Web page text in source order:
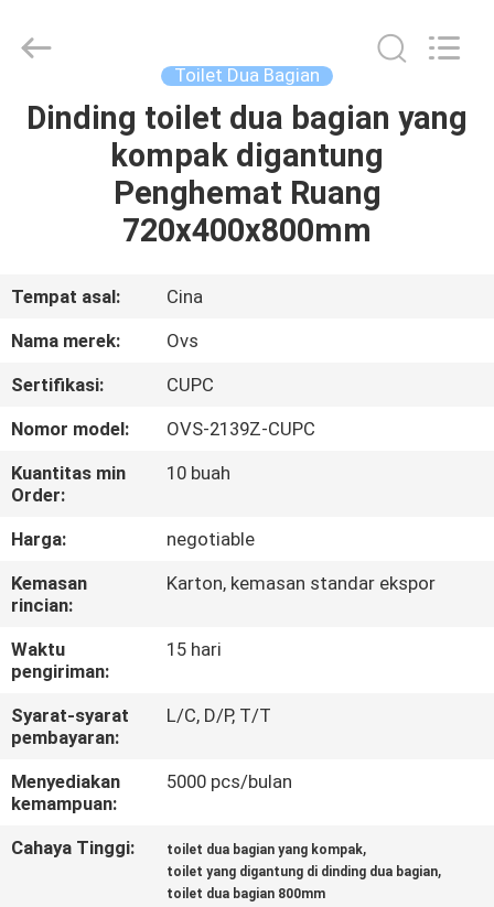
RUMAH
PRODUK
KAMI
PABRIK
KONTROL
KUALITAS
HUBUNGI
KAMI
BERITA
KASUS
Ware
Reserved.
Toilet Dua Bagian
Dinding toilet dua bagian yang
kompak digantung
Penghemat Ruang
720x400x800mm
Tempat asal:
Cina
Nama merek:
Ovs
Sertifikasi:
CUPC
Nomor model:
OVS-2139Z-CUPC
Kuantitas min
Order:
10 buah
Harga:
negotiable
Kemasan
rincian:
Karton, kemasan standar ekspor
Waktu
pengiriman:
15 hari
Syarat-syarat
pembayaran:
L/C, D/P, T/T
Menyediakan
kemampuan:
5000 pcs/bulan
Cahaya Tinggi: toilet dua bagian yang kompak,
toilet yang digantung di dinding dua bagian,
toilet dua bagian 800mm